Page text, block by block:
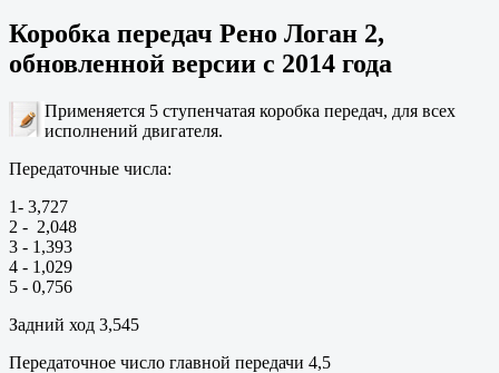
Коробка передач Рено Логан 2,
обновленной версии с 2014 года
Применяется 5 ступенчатая коробка передач, для всех
исполнений двигателя.
Передаточные числа:
1- 3,727
2 - 2,048
3 - 1,393
4 - 1,029
5 - 0,756
Задний ход 3,545
Передаточное число главной передачи 4,5